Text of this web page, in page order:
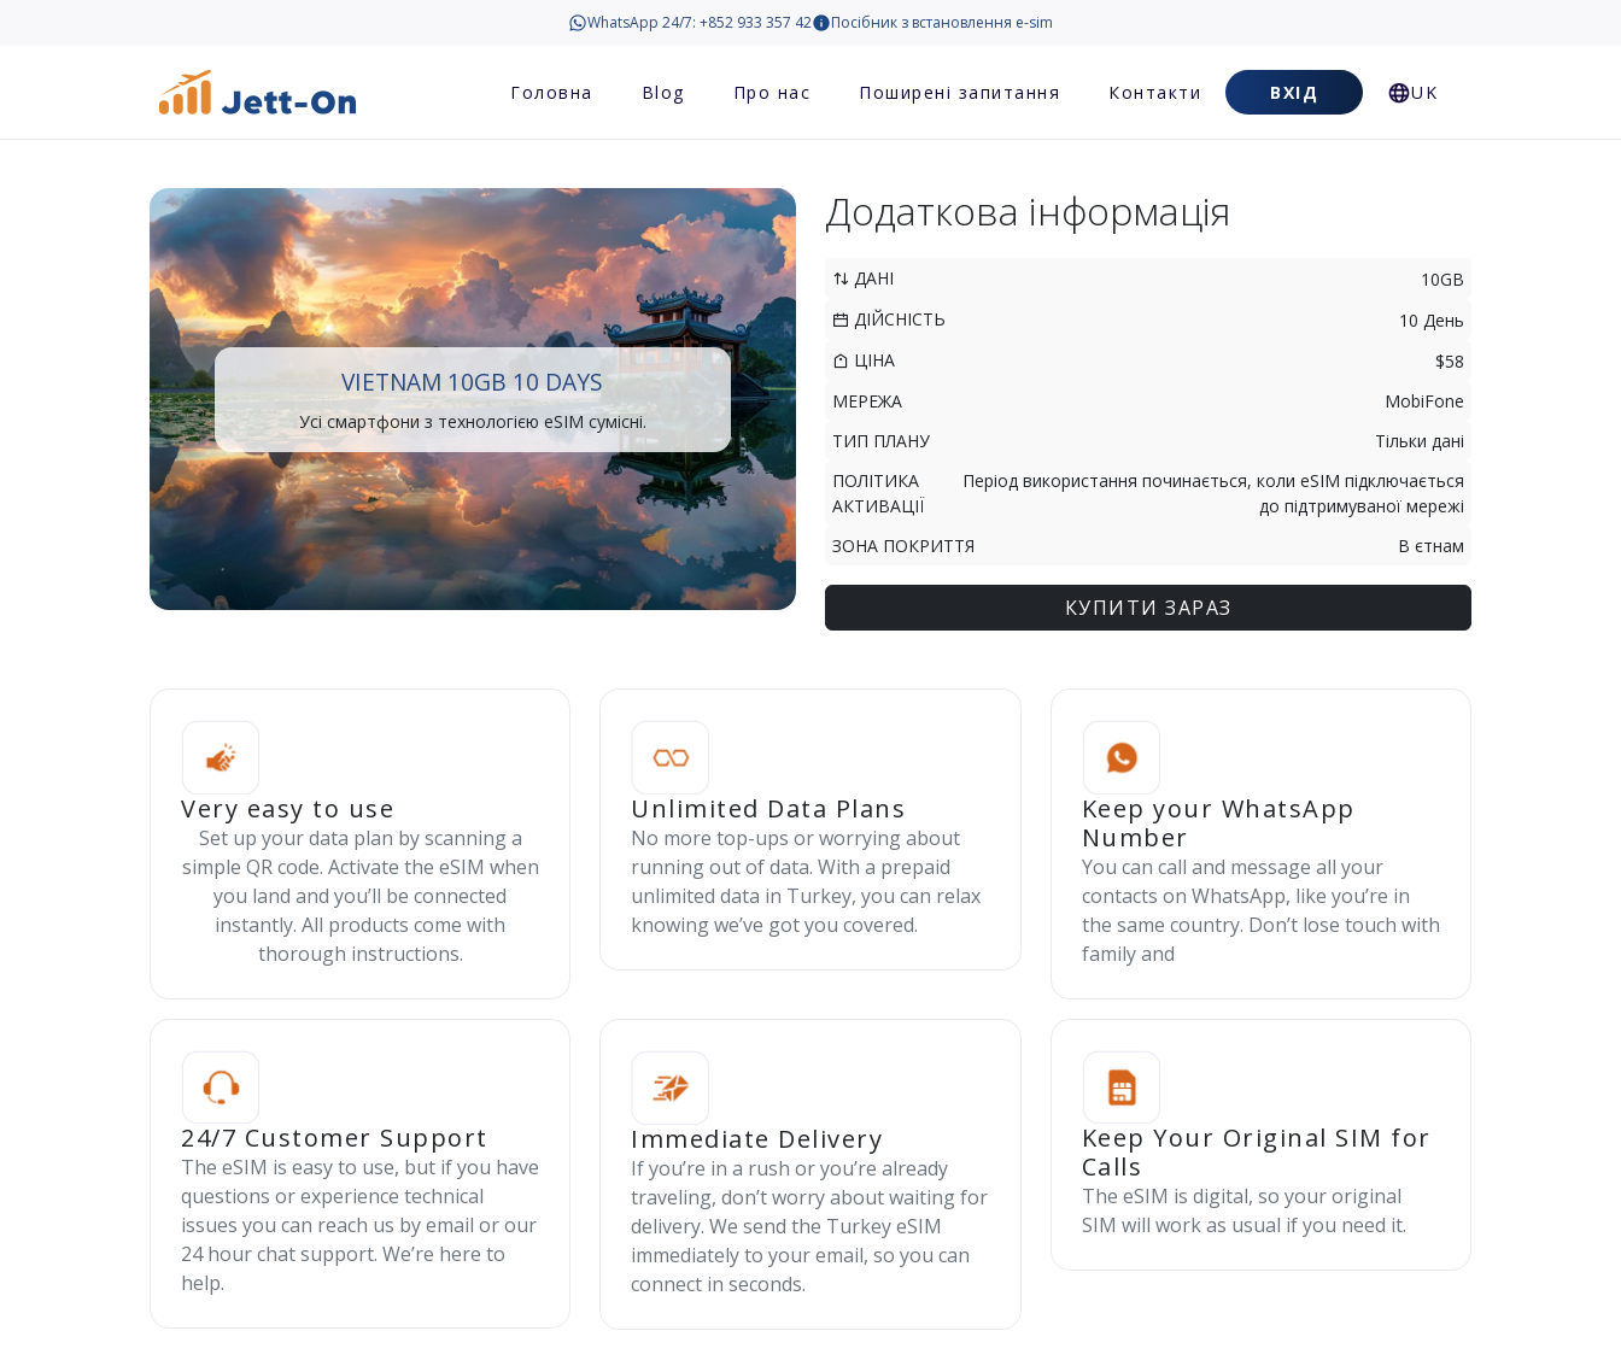
WhatsApp 24/7: +852 933 357 42 Посібник з встановлення e-sim
Головна Blog Про нас Поширені запитання Контакти ВХІД UK
VIETNAM 10GB 10 DAYS
Усі смартфони з технологією eSIM сумісні.
Додаткова інформація
ДАНІ
10GB
ДІЙСНІСТЬ
10 День
ЦІНА
$58
МЕРЕЖА
MobiFone
ТИП ПЛАНУ
Тільки дані
ПОЛІТИКА
АКТИВАЦІЇ
Період використання починається, коли eSIM підключається
до підтримуваної мережі
ЗОНА ПОКРИТТЯ
В єтнам
КУПИТИ ЗАРАЗ
Very easy to use
Set up your data plan by scanning a
simple QR code. Activate the eSIM when
you land and you’ll be connected
instantly. All products come with
thorough instructions.
Unlimited Data Plans
No more top-ups or worrying about
running out of data. With a prepaid
unlimited data in Turkey, you can relax
knowing we’ve got you covered.
Keep your WhatsApp
Number
You can call and message all your
contacts on WhatsApp, like you’re in
the same country. Don’t lose touch with
family and
24/7 Customer Support
The eSIM is easy to use, but if you have
questions or experience technical
issues you can reach us by email or our
24 hour chat support. We’re here to
help.
Immediate Delivery
If you’re in a rush or you’re already
traveling, don’t worry about waiting for
delivery. We send the Turkey eSIM
immediately to your email, so you can
connect in seconds.
Keep Your Original SIM for
Calls
The eSIM is digital, so your original
SIM will work as usual if you need it.